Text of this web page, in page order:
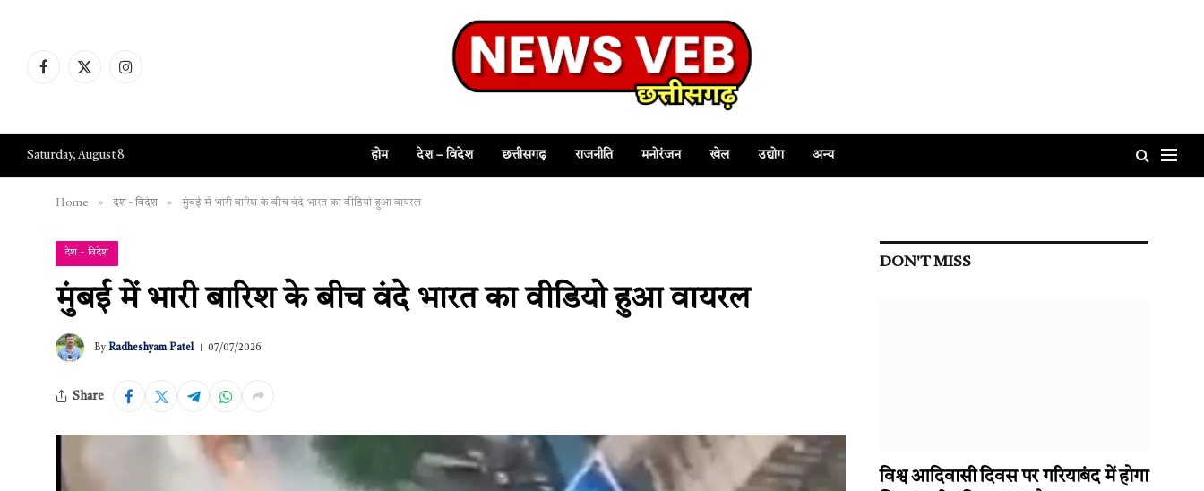
Facebook
X
Instagram
Saturday, August 8 होम देश – विदेश छत्तीसगढ़ राजनीति मनोरंजन खेल उद्योग अन्य
Home » देश - विदेश » मुंबई में भारी बारिश के बीच वंदे भारत का वीडियो हुआ वायरल
देश - विदेश
मुंबई में भारी बारिश के बीच वंदे भारत का वीडियो हुआ वायरल
By Radheshyam Patel 07/07/2026
Share
DON'T MISS
विश्व आदिवासी दिवस पर गरियाबंद में होगा